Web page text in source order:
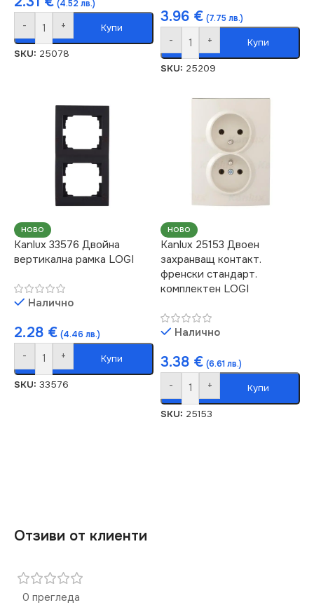
(4.52 лв.)
- + Купи
SKU: 25078
3.96 € (7.75 лв.)
- + Купи
SKU: 25209
НОВО
Kanlux 33576 Двойна
вертикална рамка LOGI
Налично
2.28 € (4.46 лв.)
- + Купи
SKU: 33576
НОВО
Kanlux 25153 Двоен
захранващ контакт.
френски стандарт.
комплектен LOGI
Налично
3.38 € (6.61 лв.)
- + Купи
SKU: 25153
Отзиви от клиенти
0 прегледа